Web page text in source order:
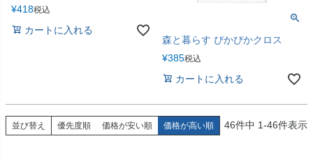
¥418税込
カートに入れる
森と暮らす ぴかぴかクロス
¥385税込
カートに入れる
並び替え 優先度順 価格が安い順 価格が高い順 46件中 1-46件表示